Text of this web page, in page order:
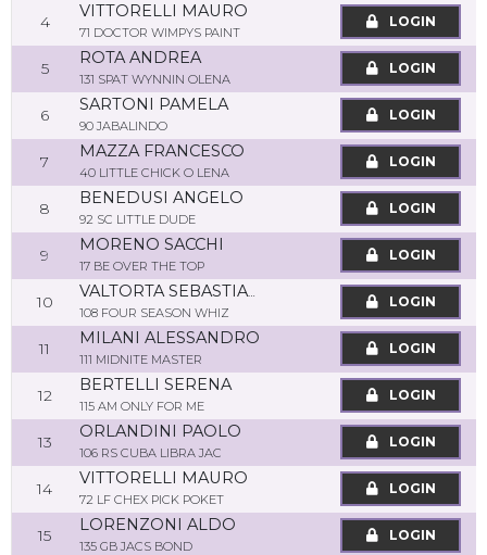
4
VITTORELLI MAURO
71 DOCTOR WIMPYS PAINT
LOGIN
5
ROTA ANDREA
131 SPAT WYNNIN OLENA
LOGIN
6
SARTONI PAMELA
90 JABALINDO
LOGIN
7
MAZZA FRANCESCO
40 LITTLE CHICK O LENA
LOGIN
8
BENEDUSI ANGELO
92 SC LITTLE DUDE
LOGIN
9
MORENO SACCHI
17 BE OVER THE TOP
LOGIN
10
VALTORTA SEBASTIANO
108 FOUR SEASON WHIZ
LOGIN
11
MILANI ALESSANDRO
111 MIDNITE MASTER
LOGIN
12
BERTELLI SERENA
115 AM ONLY FOR ME
LOGIN
13
ORLANDINI PAOLO
106 RS CUBA LIBRA JAC
LOGIN
14
VITTORELLI MAURO
72 LF CHEX PICK POKET
LOGIN
15
LORENZONI ALDO
135 GB JACS BOND
LOGIN